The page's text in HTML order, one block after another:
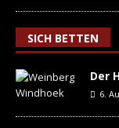
SICH BETTEN
Der
6.